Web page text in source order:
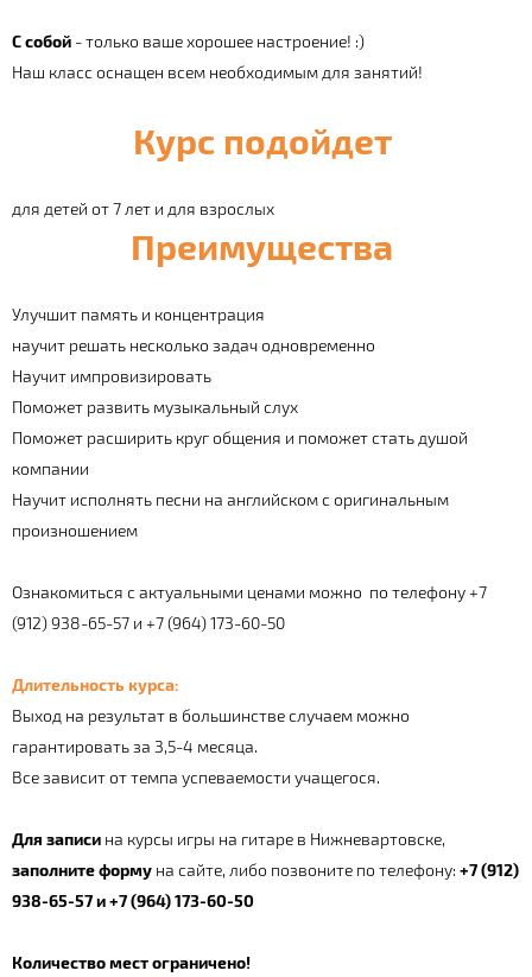
С собой - только ваше хорошее настроение! :)
Наш класс оснащен всем необходимым для занятий!
Курс подойдет
для детей от 7 лет и для взрослых
Преимущества
Улучшит память и концентрация
научит решать несколько задач одновременно
Научит импровизировать
Поможет развить музыкальный слух
Поможет расширить круг общения и поможет стать душой
компании
Научит исполнять песни на английском с оригинальным
произношением
Ознакомиться с актуальными ценами можно по телефону +7
(912) 938-65-57 и +7 (964) 173-60-50
Длительность курса:
Выход на результат в большинстве случаем можно
гарантировать за 3,5-4 месяца.
Все зависит от темпа успеваемости учащегося.
Для записи на курсы игры на гитаре в Нижневартовске,
заполните форму на сайте, либо позвоните по телефону: +7 (912)
938-65-57 и +7 (964) 173-60-50
Количество мест ограничено!